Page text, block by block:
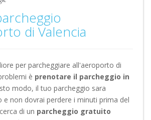
di Valencia
per parcheggiare all'aeroporto di
è prenotare il parcheggio in
modo, il tuo parcheggio sara
e non dovrai perdere i minuti prima del
di un parcheggio gratuito